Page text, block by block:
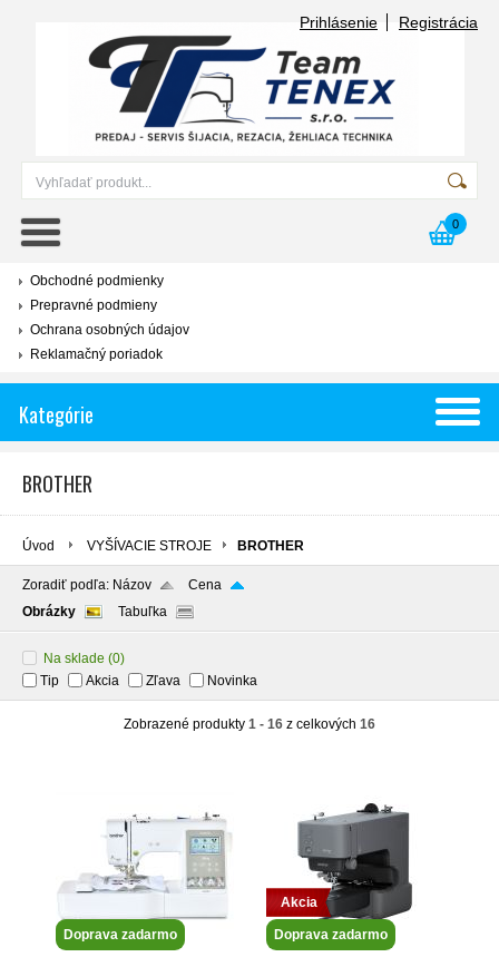
Prihlásenie Registrácia
0
Obchodné podmienky
Prepravné podmieny
Ochrana osobných údajov
Reklamačný poriadok
Kategórie
BROTHER
Úvod VYŠÍVACIE STROJE BROTHER
Zoradiť podľa: Názov
Cena
Obrázky
Tabuľka
Na sklade (0)
Tip
Akcia Zľava Novinka
Zobrazené produkty 1 - 16 z celkových 16
Doprava zadarmo
Akcia
Doprava zadarmo